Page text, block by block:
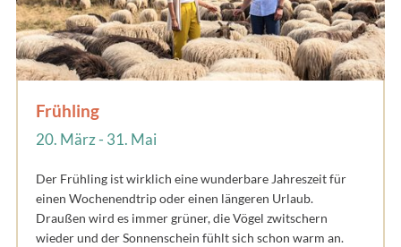
Frühling
20. März - 31. Mai
Der Frühling ist wirklich eine wunderbare Jahreszeit für
einen Wochenendtrip oder einen längeren Urlaub.
Draußen wird es immer grüner, die Vögel zwitschern
wieder und der Sonnenschein fühlt sich schon warm an.